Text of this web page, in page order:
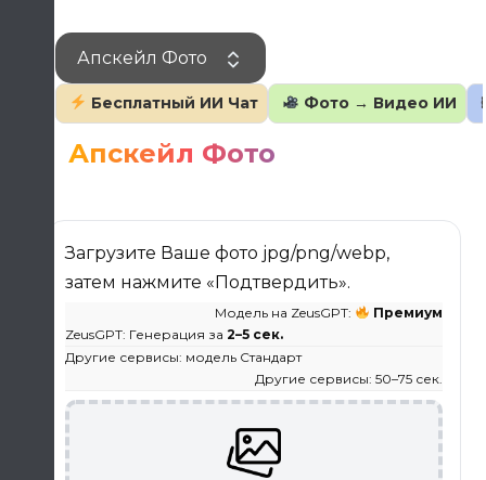
содержаниюАпскейл Фото
Бесплатный ИИ Чат Фото → Видео ИИ
Апскейл Фото
Загрузите Ваше фото jpg/png/webp,
затем нажмите «Подтвердить».
Модель на ZeusGPT:
Премиум
ZeusGPT: Генерация за 2–5 сек.
Другие сервисы: модель Стандарт
Другие сервисы: 50–75 сек.